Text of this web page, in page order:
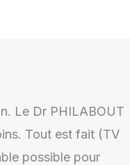
Le Dr PHILABOUT
Tout est fait (TV
possible pour